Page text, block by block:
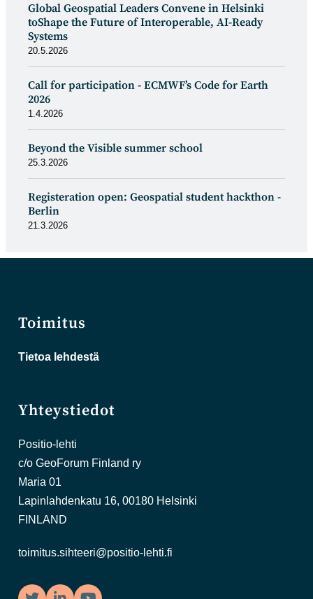
Global Geospatial Leaders Convene in Helsinki
toShape the Future of Interoperable, AI-Ready
Systems
20.5.2026
Call for participation - ECMWF’s Code for Earth
2026
1.4.2026
Beyond the Visible summer school
25.3.2026
Registeration open: Geospatial student hackthon -
Berlin
21.3.2026
Toimitus
Tietoa lehdestä
Yhteystiedot
Positio-lehti
c/o GeoForum Finland ry
Maria 01
Lapinlahdenkatu 16, 00180 Helsinki
FINLAND
toimitus.sihteeri@positio-lehti.fi